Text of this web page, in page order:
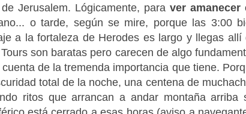
Jerusalem. Lógicamente, para ver amanecer
o tarde, según se mire, porque las 3:00
a la fortaleza de Herodes es largo y llegas allí
son baratas pero carecen de algo
de la tremenda importancia que tiene.
total de la noche, una centena de
ritos que arrancan a andar montaña arriba